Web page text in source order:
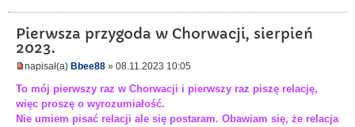
Pierwsza przygoda w Chorwacji, sierpień
2023.
napisał(a) Bbee88 » 08.11.2023 10:05
To mój pierwszy raz w Chorwacji i pierwszy raz piszę relację,
więc proszę o wyrozumiałość.
Nie umiem pisać relacji ale się postaram. Obawiam się, że relacja